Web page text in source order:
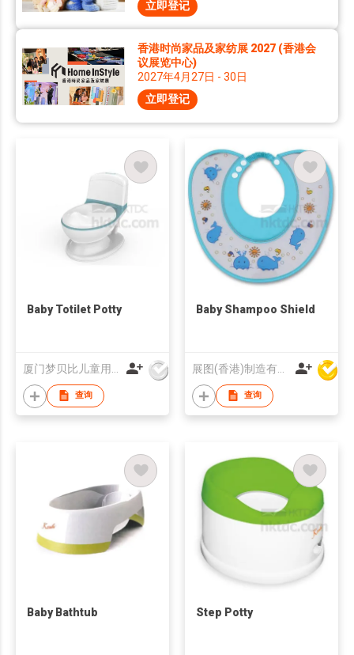
立即登记
香港时尚家品及家纺展 2027 (香港会
议展览中心)
2027年4月27日 - 30日
立即登记
Baby Totilet Potty
查询
Baby Shampoo Shield
查询
Baby Bathtub Step Potty